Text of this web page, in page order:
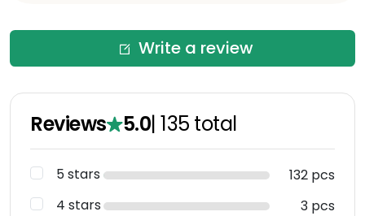
Write a review
Reviews 5.0|135 total
5 stars
132 pcs
4 stars
3 pcs